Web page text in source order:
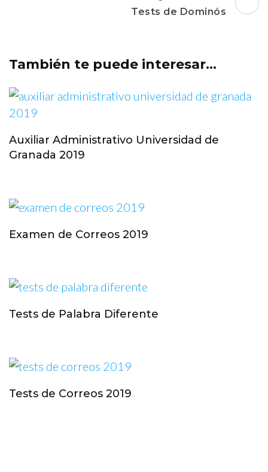
Tests de Dominós
También te puede interesar...
Auxiliar Administrativo Universidad de
Granada 2019
Examen de Correos 2019
Tests de Palabra Diferente
Tests de Correos 2019